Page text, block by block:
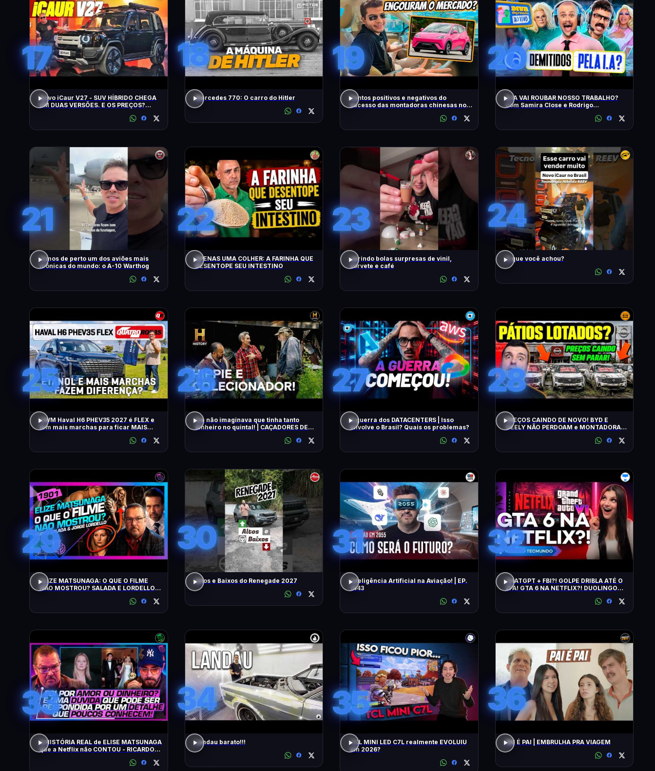
17
Novo iCaur V27 - SUV HÍBRIDO CHEGA
EM DUAS VERSÕES. E OS PREÇOS?
18
Mercedes 770: O carro do Hitler
19
Pontos positivos e negativos do
sucesso das montadoras chinesas no
20
A IA VAI ROUBAR NOSSO TRABALHO?
com Samira Close e Rodrigo
21
Vimos de perto um dos aviões mais
icônicas do mundo: o A-10 Warthog
22
APENAS UMA COLHER: A FARINHA QUE
DESENTOPE SEU INTESTINO
23
abrindo bolas surpresas de vinil,
sorvete e café
24
O que você achou?
25
GWM Haval H6 PHEV35 2027 é FLEX e
tem mais marchas para ficar MAIS
26
Ele não imaginava que tinha tanto
dinheiro no quintal! | CAÇADORES DE
27
A guerra dos DATACENTERS | Isso
envolve o Brasil? Quais os problemas?
28
PREÇOS CAINDO DE NOVO! BYD E
GEELY NÃO PERDOAM e MONTADORAS
29
ELIZE MATSUNAGA: O QUE O FILME
NÃO MOSTROU? SALADA E LORDELLO -
30
Altos e Baixos do Renegade 2027
31
Inteligência Artificial na Aviação! | EP.
1443
32
CHATGPT + FBI?! GOLPE DRIBLA ATÉ O
2FA! GTA 6 NA NETFLIX?! DUOLINGO
33
A HISTÓRIA REAL de ELISE MATSUNAGA
que a Netflix não CONTOU - RICARDO
34
Landau barato!!!
35
TCL MINI LED C7L realmente EVOLUIU
em 2026?
36
PAI É PAI | EMBRULHA PRA VIAGEM